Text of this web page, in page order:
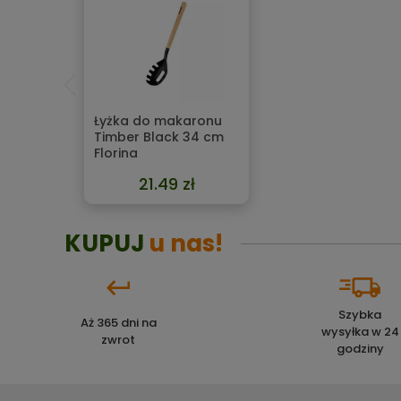
Łyżka do makaronu
Timber Black 34 cm
Florina
21.49 zł
KUPUJ u nas!
Aż 365 dni na
zwrot
Szybka
wysyłka w 24
godziny